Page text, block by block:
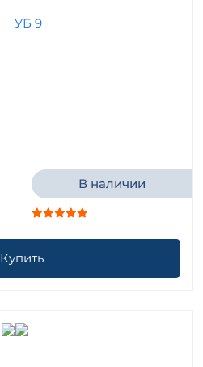
В наличии
Купить